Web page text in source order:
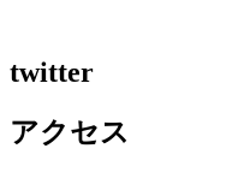
twitter
アクセス